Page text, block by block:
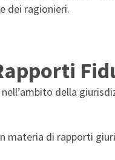
dei ragionieri.
della
materia di rapporti